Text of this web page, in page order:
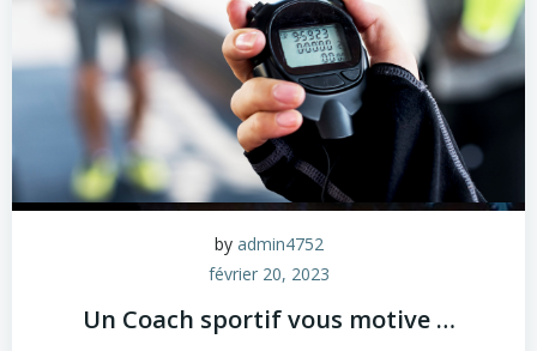
by admin4752
février 20, 2023
Un Coach sportif vous motive …